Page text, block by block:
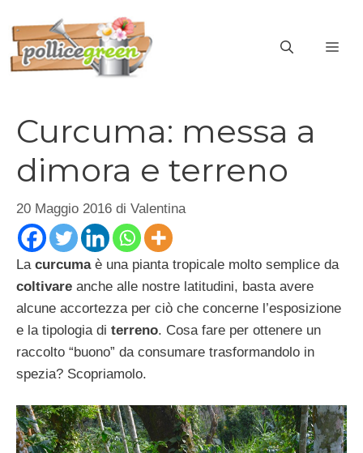
contenuto
Curcuma: messa a
dimora e terreno
20 Maggio 2016 di Valentina
La curcumaè una pianta tropicale molto semplice da
coltivare anche alle nostre latitudini, basta avere
alcune accortezza per ciò che concerne l’esposizione
e la tipologia di terreno. Cosa fare per ottenere un
raccolto “buono” da consumare trasformandolo in
spezia? Scopriamolo.